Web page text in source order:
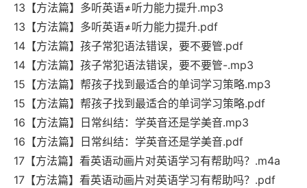
13【方法篇】多听英语≠听力能力提升.mp3
13【方法篇】多听英语≠听力能力提升.pdf
14【方法篇】孩子常犯语法错误，要不要管.pdf
14【方法篇】孩子常犯语法错误，要不要管-.mp3
15【方法篇】帮孩子找到最适合的单词学习策略.mp3
15【方法篇】帮孩子找到最适合的单词学习策略.pdf
16【方法篇】日常纠结：学英音还是学美音.mp3
16【方法篇】日常纠结：学英音还是学美音.pdf
17【方法篇】看英语动画片对英语学习有帮助吗？.m4a
17【方法篇】看英语动画片对英语学习有帮助吗？.pdf